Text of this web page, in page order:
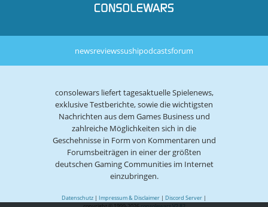
newsreviewssushipodcastsforum
consolewars liefert tagesaktuelle Spielenews,
exklusive Testberichte, sowie die wichtigsten
Nachrichten aus dem Games Business und
zahlreiche Möglichkeiten sich in die
Geschehnisse in Form von Kommentaren und
Forumsbeiträgen in einer der größten
deutschen Gaming Communities im Internet
einzubringen.
Datenschutz | Impressum & Disclaimer | Discord Server |